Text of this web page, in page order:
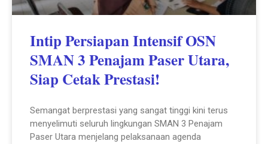
Intip Persiapan Intensif OSN
SMAN 3 Penajam Paser Utara,
Siap Cetak Prestasi!
Semangat berprestasi yang sangat tinggi kini terus
menyelimuti seluruh lingkungan SMAN 3 Penajam
Paser Utara menjelang pelaksanaan agenda